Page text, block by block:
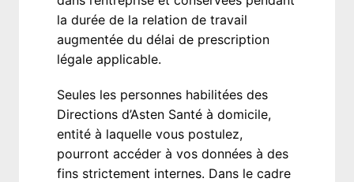
la durée de la relation de travail
augmentée du délai de prescription
légale applicable.
Seules les personnes habilitées des
Directions d’Asten Santé à domicile,
entité à laquelle vous postulez,
pourront accéder à vos données à des
fins strictement internes. Dans le cadre